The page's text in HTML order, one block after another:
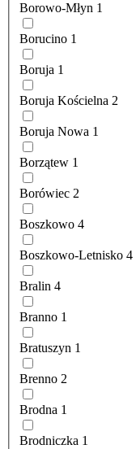
Borowo-Młyn 1
Borucino 1
Boruja 1
Boruja Kościelna 2
Boruja Nowa 1
Borzątew 1
Borówiec 2
Boszkowo 4
Boszkowo-Letnisko 4
Bralin 4
Branno 1
Bratuszyn 1
Brenno 2
Brodna 1
Brodniczka 1